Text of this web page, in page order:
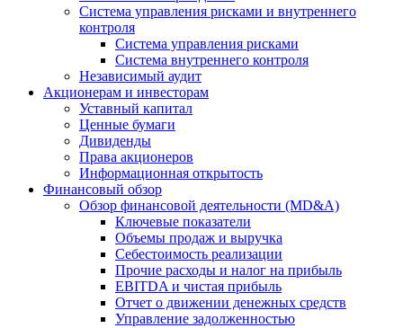
Система управления рисками и внутреннего
контроля
Система управления рисками
Система внутреннего контроля
Независимый аудит
Акционерам и инвесторам
Уставный капитал
Ценные бумаги
Дивиденды
Права акционеров
Информационная открытость
Финансовый обзор
Обзор финансовой деятельности (MD&A)
Ключевые показатели
Объемы продаж и выручка
Себестоимость реализации
Прочие расходы и налог на прибыль
EBITDA и чистая прибыль
Отчет о движении денежных средств
Управление задолженностью